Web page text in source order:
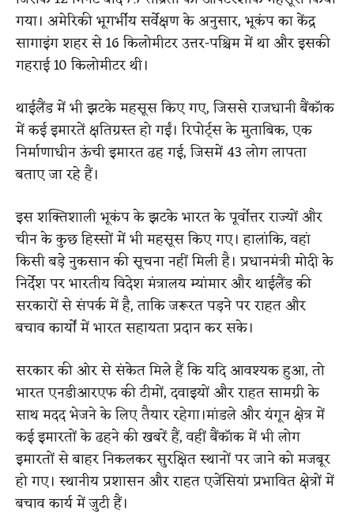
गया। अमेरिकी भूगर्भीय सर्वेक्षण के अनुसार, भूकंप का केंद्र
सागाइंग शहर से 16 किलोमीटर उत्तर-पश्चिम में था और इसकी
गहराई 10 किलोमीटर थी।
थाईलैंड में भी झटके महसूस किए गए, जिससे राजधानी बैंकॉक
में कई इमारतें क्षतिग्रस्त हो गईं। रिपोर्ट्स के मुताबिक, एक
निर्माणाधीन ऊंची इमारत ढह गई, जिसमें 43 लोग लापता
बताए जा रहे हैं।
इस शक्तिशाली भूकंप के झटके भारत के पूर्वोत्तर राज्यों और
चीन के कुछ हिस्सों में भी महसूस किए गए। हालांकि, वहां
किसी बड़े नुकसान की सूचना नहीं मिली है। प्रधानमंत्री मोदी के
निर्देश पर भारतीय विदेश मंत्रालय म्यांमार और थाईलैंड की
सरकारों से संपर्क में है, ताकि जरूरत पड़ने पर राहत और
बचाव कार्यों में भारत सहायता प्रदान कर सके।
सरकार की ओर से संकेत मिले हैं कि यदि आवश्यक हुआ, तो
भारत एनडीआरएफ की टीमों, दवाइयों और राहत सामग्री के
साथ मदद भेजने के लिए तैयार रहेगा।मांडले और यंगून क्षेत्र में
कई इमारतों के ढहने की खबरें हैं, वहीं बैंकॉक में भी लोग
इमारतों से बाहर निकलकर सुरक्षित स्थानों पर जाने को मजबूर
हो गए। स्थानीय प्रशासन और राहत एजेंसियां प्रभावित क्षेत्रों में
बचाव कार्य में जुटी हैं।